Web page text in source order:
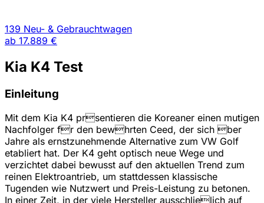
139 Neu- & Gebrauchtwagen
ab 17.889 €
Kia K4 Test
Einleitung
Mit dem Kia K4 prsentieren die Koreaner einen mutigen
Nachfolger fr den bewhrten Ceed, der sich ber
Jahre als ernstzunehmende Alternative zum VW Golf
etabliert hat. Der K4 geht optisch neue Wege und
verzichtet dabei bewusst auf den aktuellen Trend zum
reinen Elektroantrieb, um stattdessen klassische
Tugenden wie Nutzwert und Preis-Leistung zu betonen.
In einer Zeit, in der viele Hersteller ausschlielich auf